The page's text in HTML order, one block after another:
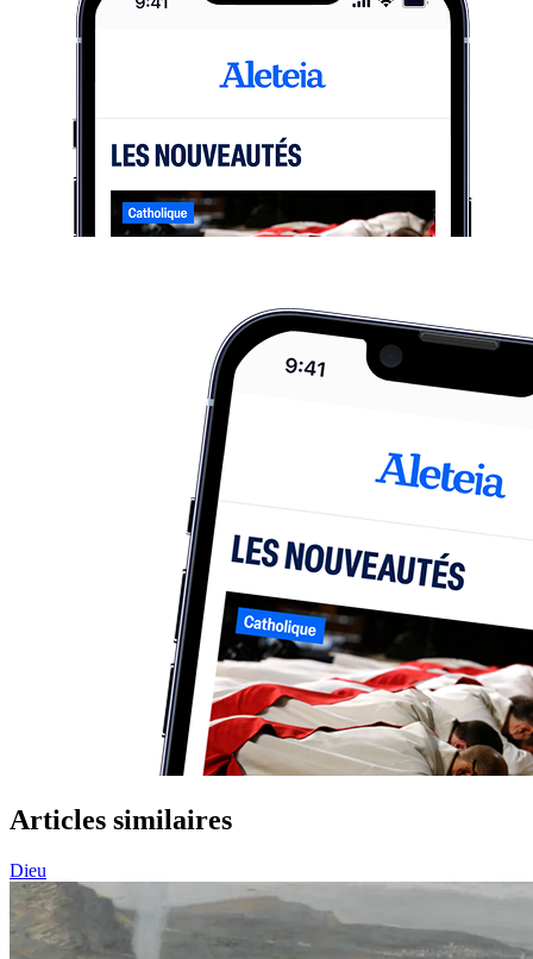
Articles similaires
Dieu